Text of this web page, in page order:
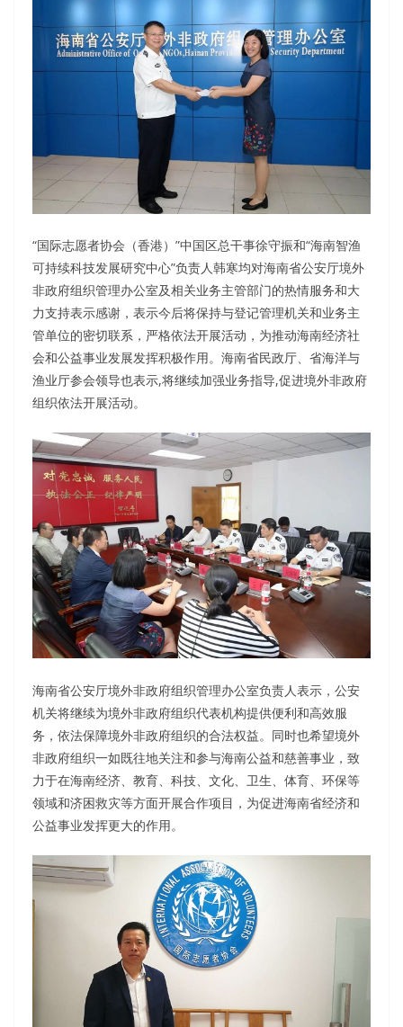
“国际志愿者协会（香港）”中国区总干事徐守振和“海南智渔
可持续科技发展研究中心”负责人韩寒均对海南省公安厅境外
非政府组织管理办公室及相关业务主管部门的热情服务和大
力支持表示感谢，表示今后将保持与登记管理机关和业务主
管单位的密切联系，严格依法开展活动，为推动海南经济社
会和公益事业发展发挥积极作用。海南省民政厅、省海洋与
渔业厅参会领导也表示,将继续加强业务指导,促进境外非政府
组织依法开展活动。
海南省公安厅境外非政府组织管理办公室负责人表示，公安
机关将继续为境外非政府组织代表机构提供便利和高效服
务，依法保障境外非政府组织的合法权益。同时也希望境外
非政府组织一如既往地关注和参与海南公益和慈善事业，致
力于在海南经济、教育、科技、文化、卫生、体育、环保等
领域和济困救灾等方面开展合作项目，为促进海南省经济和
公益事业发挥更大的作用。